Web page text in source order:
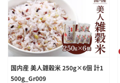
国内産 美人雑穀米 250g×6個 計1
500g_Gr009